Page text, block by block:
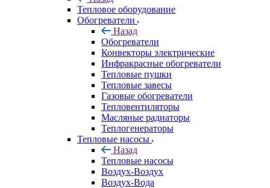
Тепловое оборудование
Обогреватели
Назад
Обогреватели
Конвекторы электрические
Инфракрасные обогреватели
Тепловые пушки
Тепловые завесы
Газовые обогреватели
Тепловентиляторы
Масляные радиаторы
Теплогенераторы
Тепловые насосы
Назад
Тепловые насосы
Воздух-Воздух
Воздух-Вода